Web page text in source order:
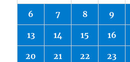
6 7 8 9
13 14 15 16
20 21 22 23